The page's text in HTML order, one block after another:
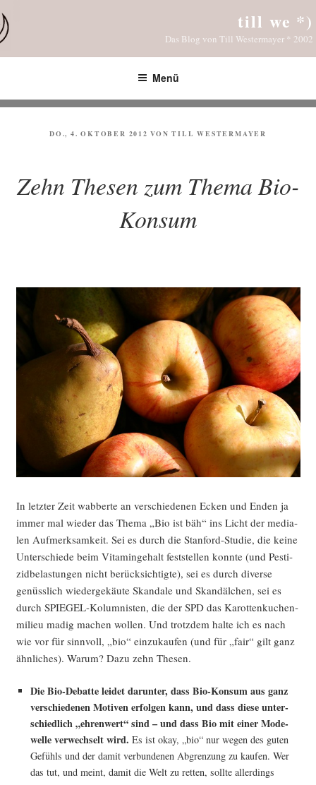
Inhalt
springen
till we *)
Das Blog von Till Westermayer * 2002
Menü
VERÖFFENTLICHT
DO., 4. OKTOBER 2012 VONTILL WESTERMAYER
Zehn Thesen zum Thema Bio-
Konsum
In letz­ter Zeit wab­ber­te an ver­schie­de­nen Ecken und Enden ja
immer mal wie­der das The­ma „Bio ist bäh“ ins Licht der media­
len Auf­merk­sam­keit. Sei es durch die Stan­ford-Stu­die, die kei­ne
Unter­schie­de beim Vit­amin­ge­halt fest­stel­len konn­te (und Pes­ti­
zid­be­las­tun­gen nicht berück­sich­tig­te), sei es durch diver­se
genüss­lich wie­der­ge­käu­te Skan­da­le und Skan­däl­chen, sei es
durch SPIE­GEL-Kolum­nis­ten, die der SPD das Karot­ten­ku­chen­
milieu madig machen wol­len. Und trotz­dem hal­te ich es nach
wie vor für sinn­voll, „bio“ ein­zu­kau­fen (und für „fair“ gilt ganz
ähn­li­ches). War­um? Dazu zehn Thesen.
Die Bio-Debat­te lei­det dar­un­ter, dass Bio-Kon­sum aus ganz
ver­schie­de­nen Moti­ven erfol­gen kann, und dass die­se unter­
schied­lich „ehren­wert“ sind – und dass Bio mit einer Mode­
wel­le ver­wech­selt wird. Es ist okay, „bio“ nur wegen des guten
Gefühls und der damit ver­bun­de­nen Abgren­zung zu kau­fen. Wer
das tut, und meint, damit die Welt zu ret­ten, soll­te aller­dings